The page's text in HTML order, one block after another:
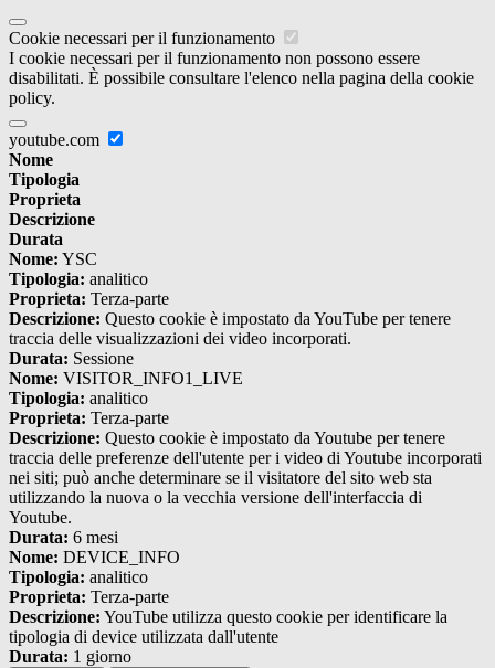
Cookie necessari per il funzionamento
I cookie necessari per il funzionamento non possono essere
disabilitati. È possibile consultare l'elenco nella pagina della cookie
policy.
youtube.com
Nome
Tipologia
Proprieta
Descrizione
Durata
Nome: YSC
Tipologia: analitico
Proprieta: Terza-parte
Descrizione: Questo cookie è impostato da YouTube per tenere
traccia delle visualizzazioni dei video incorporati.
Durata: Sessione
Nome: VISITOR_INFO1_LIVE
Tipologia: analitico
Proprieta: Terza-parte
Descrizione: Questo cookie è impostato da Youtube per tenere
traccia delle preferenze dell'utente per i video di Youtube incorporati
nei siti; può anche determinare se il visitatore del sito web sta
utilizzando la nuova o la vecchia versione dell'interfaccia di
Youtube.
Durata: 6 mesi
Nome: DEVICE_INFO
Tipologia: analitico
Proprieta: Terza-parte
Descrizione: YouTube utilizza questo cookie per identificare la
tipologia di device utilizzata dall'utente
Durata: 1 giorno